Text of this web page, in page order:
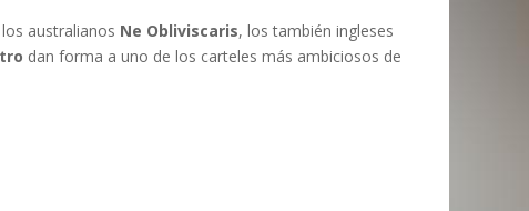
los australianos Ne Obliviscaris, los también ingleses
dan forma a uno de los carteles más ambiciosos de